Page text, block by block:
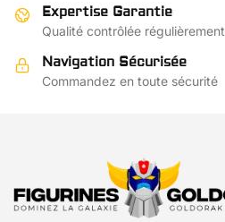
choisies
sur
page
Expertise Garantie
Qualité contrôlée régulièrement
Navigation Sécurisée
Commandez en toute sécurité